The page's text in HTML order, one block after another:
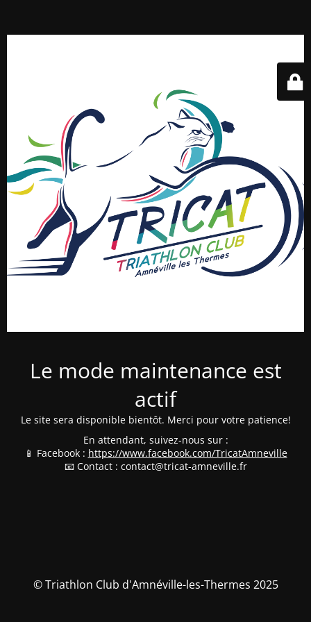
Le mode maintenance est
actif
Le site sera disponible bientôt. Merci pour votre patience!
En attendant, suivez-nous sur :
📱 Facebook : https://www.facebook.com/TricatAmneville
📧 Contact : contact@tricat-amneville.fr
© Triathlon Club d'Amnéville-les-Thermes 2025